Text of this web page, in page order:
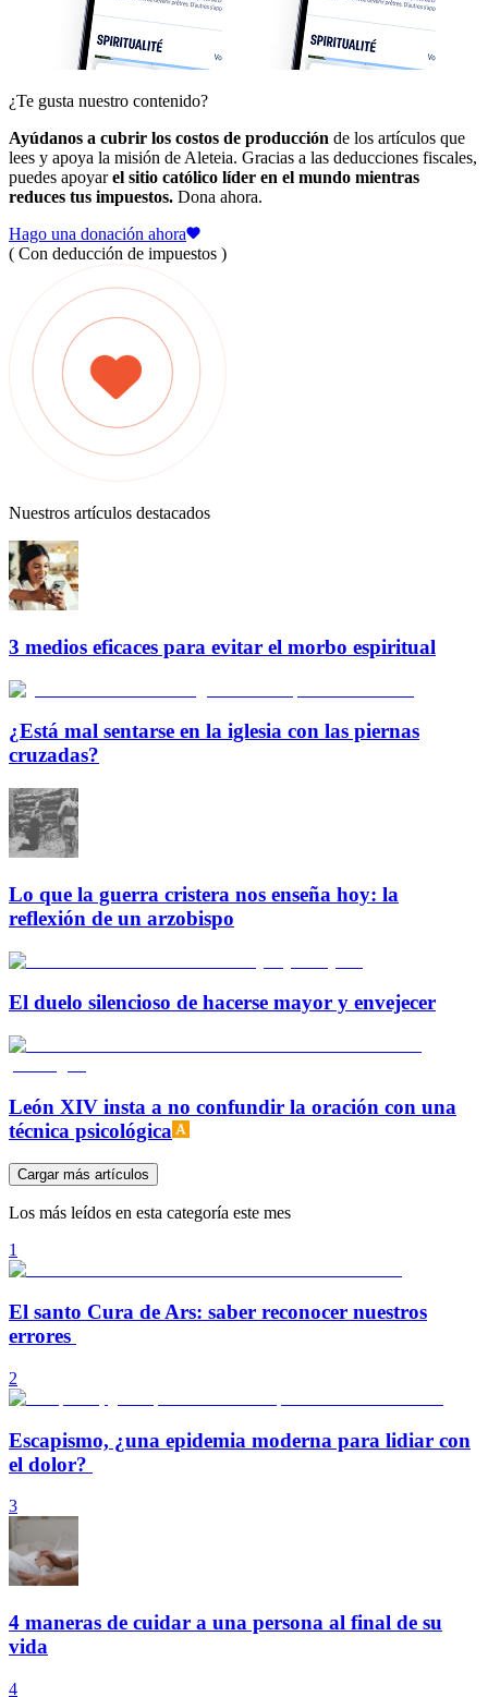
¿Te gusta nuestro contenido?
Ayúdanos a cubrir los costos de producción de los artículos que
lees y apoya la misión de Aleteia. Gracias a las deducciones fiscales,
puedes apoyarel sitio católico líder en el mundo mientras
reduces tus impuestos. Dona ahora.
Hago una donación ahora
( Con deducción de impuestos )
Nuestros artículos destacados
3 medios eficaces para evitar el morbo espiritual
¿Está mal sentarse en la iglesia con las piernas
cruzadas?
Lo que la guerra cristera nos enseña hoy: la
reflexión de un arzobispo
El duelo silencioso de hacerse mayor y envejecer
León XIV insta a no confundir la oración con una
técnica psicológica
Cargar más artículos
Los más leídos en esta categoría este mes
1
El santo Cura de Ars: saber reconocer nuestros
errores
2
Escapismo, ¿una epidemia moderna para lidiar con
el dolor?
3
4 maneras de cuidar a una persona al final de su
vida
4